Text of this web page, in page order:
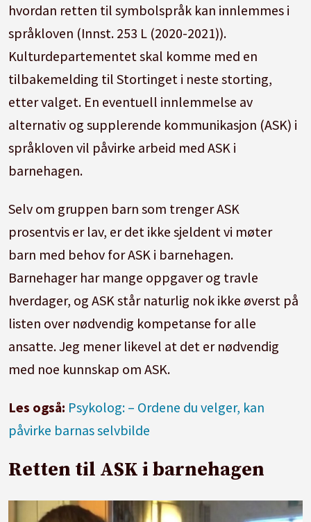
hvordan retten til symbolspråk kan innlemmes i
språkloven (Innst. 253 L (2020-2021)).
Kulturdepartementet skal komme med en
tilbakemelding til Stortinget i neste storting,
etter valget. En eventuell innlemmelse av
alternativ og supplerende kommunikasjon (ASK) i
språkloven vil påvirke arbeid med ASK i
barnehagen.
Selv om gruppen barn som trenger ASK
prosentvis er lav, er det ikke sjeldent vi møter
barn med behov for ASK i barnehagen.
Barnehager har mange oppgaver og travle
hverdager, og ASK står naturlig nok ikke øverst på
listen over nødvendig kompetanse for alle
ansatte. Jeg mener likevel at det er nødvendig
med noe kunnskap om ASK.
Les også: Psykolog: – Ordene du velger, kan
påvirke barnas selvbilde
Retten til ASK i barnehagen